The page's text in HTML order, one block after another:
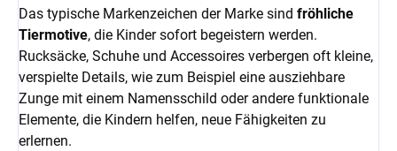
Das typische Markenzeichen der Marke sind fröhliche
Tiermotive, die Kinder sofort begeistern werden.
Rucksäcke, Schuhe und Accessoires verbergen oft kleine,
verspielte Details, wie zum Beispiel eine ausziehbare
Zunge mit einem Namensschild oder andere funktionale
Elemente, die Kindern helfen, neue Fähigkeiten zu
erlernen.